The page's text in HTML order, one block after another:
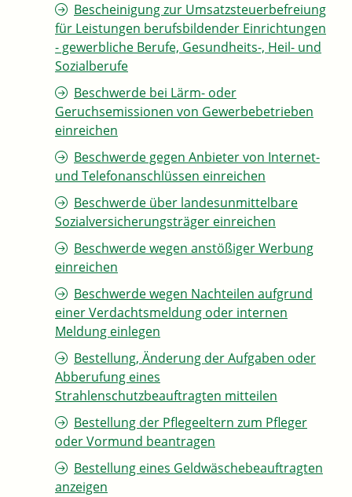
Bescheinigung zur Umsatzsteuerbefreiung
für Leistungen berufsbildender Einrichtungen
- gewerbliche Berufe, Gesundheits-, Heil- und
Sozialberufe
Beschwerde bei Lärm- oder
Geruchsemissionen von Gewerbebetrieben
einreichen
Beschwerde gegen Anbieter von Internet-
und Telefonanschlüssen einreichen
Beschwerde über landesunmittelbare
Sozialversicherungsträger einreichen
Beschwerde wegen anstößiger Werbung
einreichen
Beschwerde wegen Nachteilen aufgrund
einer Verdachtsmeldung oder internen
Meldung einlegen
Bestellung, Änderung der Aufgaben oder
Abberufung eines
Strahlenschutzbeauftragten mitteilen
Bestellung der Pflegeeltern zum Pfleger
oder Vormund beantragen
Bestellung eines Geldwäschebeauftragten
anzeigen